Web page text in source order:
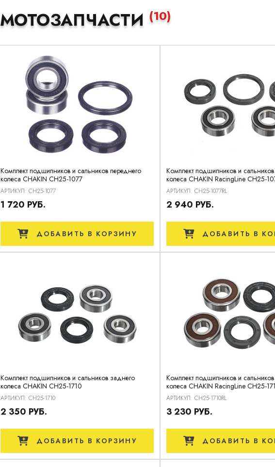
МОТОЗАПЧАСТИ (10)
Комплект подшипников и сальников переднего
колеса CHAKIN CH25-1077
АРТИКУЛ: CH25-1077
1 720 РУБ.
ДОБАВИТЬ В КОРЗИНУ
Комплект подшипников и
колеса CHAKIN RacingLine CH25-
АРТИКУЛ: CH25-1077RL
2 940 РУБ.
ДОБАВИТЬ В
Комплект подшипников и сальников заднего
колеса CHAKIN CH25-1710
АРТИКУЛ: CH25-1710
2 350 РУБ.
ДОБАВИТЬ В КОРЗИНУ
Комплект подшипников и
колеса CHAKIN RacingLine CH25-
АРТИКУЛ: CH25-1710RL
3 230 РУБ.
ДОБАВИТЬ В